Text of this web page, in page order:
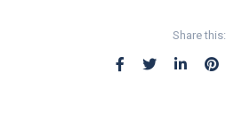
Share this: